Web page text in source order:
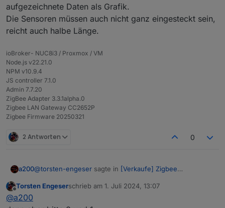
aufgezeichnete Daten als Grafik.
Die Sensoren müssen auch nicht ganz eingesteckt sein,
reicht auch halbe Länge.
ioBroker- NUC8i3 / Proxmox / VM
Node.js v22.21.0
NPM v10.9.4
JS controller 7.1.0
Admin 7.7.20
ZigBee Adapter 3.3.1alpha.0
Zigbee LAN Gateway CC2652P
Zigbee Firmware 20250321
2 Antworten 0
a200@torsten-engeser sagte in [Verkaufe] Zigbee
0% oder 100%
Offline
Torsten Engeserschrieb am 1. Juli 2024, 13:07
zuletzt editiert von
@a200